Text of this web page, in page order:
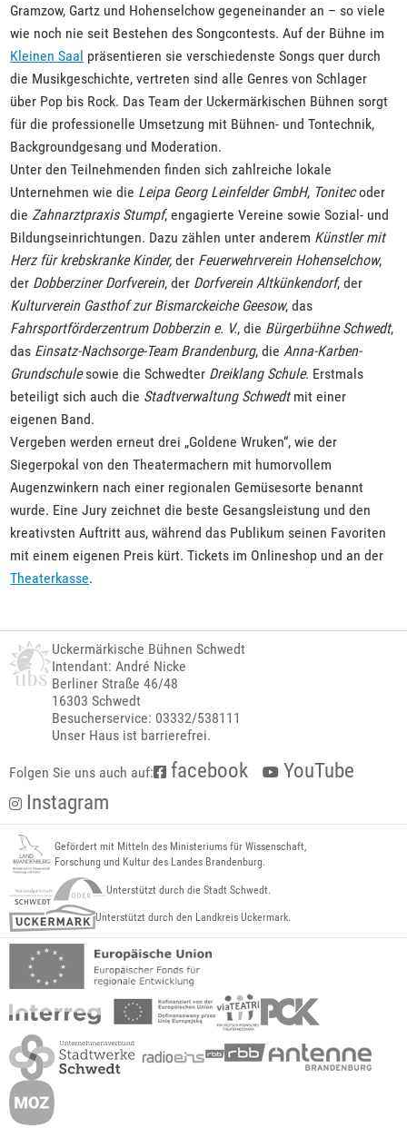
Gramzow, Gartz und Hohenselchow gegeneinander an – so viele
wie noch nie seit Bestehen des Songcontests. Auf der Bühne im
Kleinen Saal präsentieren sie verschiedenste Songs quer durch
die Musikgeschichte, vertreten sind alle Genres von Schlager
über Pop bis Rock. Das Team der Uckermärkischen Bühnen sorgt
für die professionelle Umsetzung mit Bühnen- und Tontechnik,
Backgroundgesang und Moderation.
Unter den Teilnehmenden finden sich zahlreiche lokale
Unternehmen wie die Leipa Georg Leinfelder GmbH, Tonitecoder
die Zahnarztpraxis Stumpf, engagierte Vereine sowie Sozial- und
Bildungseinrichtungen. Dazu zählen unter anderem Künstler mit
Herz für krebskranke Kinder, der Feuerwehrverein Hohenselchow,
der Dobberziner Dorfverein, der Dorfverein Altkünkendorf, der
Kulturverein Gasthof zur Bismarckeiche Geesow, das
Fahrsportförderzentrum Dobberzin e. V., die Bürgerbühne Schwedt,
das Einsatz-Nachsorge-Team Brandenburg, die Anna-Karben-
Grundschulesowie die Schwedter Dreiklang Schule. Erstmals
beteiligt sich auch die Stadtverwaltung Schwedtmit einer
eigenen Band.
Vergeben werden erneut drei „Goldene Wruken“, wie der
Siegerpokal von den Theatermachern mit humorvollem
Augenzwinkern nach einer regionalen Gemüsesorte benannt
wurde. Eine Jury zeichnet die beste Gesangsleistung und den
kreativsten Auftritt aus, während das Publikum seinen Favoriten
mit einem eigenen Preis kürt. Tickets im Onlineshop und an der
Theaterkasse.
Uckermärkische Bühnen Schwedt
Intendant: André Nicke
Berliner Straße 46/48
16303 Schwedt
Besucherservice: 03332/538111
Unser Haus ist barrierefrei.
Folgen Sie uns auch auf: facebook
YouTube
Instagram
Gefördert mit Mitteln des Ministeriums für Wissenschaft,
Forschung und Kultur des Landes Brandenburg.
Unterstützt durch die Stadt Schwedt.
Unterstützt durch den Landkreis Uckermark.